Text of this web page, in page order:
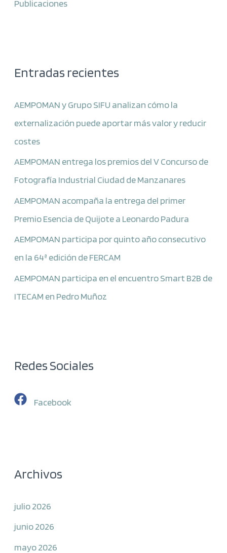
Publicaciones
Entradas recientes
AEMPOMAN y Grupo SIFU analizan cómo la
externalización puede aportar más valor y reducir
costes
AEMPOMAN entrega los premios del V Concurso de
Fotografía Industrial Ciudad de Manzanares
AEMPOMAN acompaña la entrega del primer
Premio Esencia de Quijote a Leonardo Padura
AEMPOMAN participa por quinto año consecutivo
en la 64ª edición de FERCAM
AEMPOMAN participa en el encuentro Smart B2B de
ITECAM en Pedro Muñoz
Redes Sociales
Facebook
Archivos
julio 2026
junio 2026
mayo 2026